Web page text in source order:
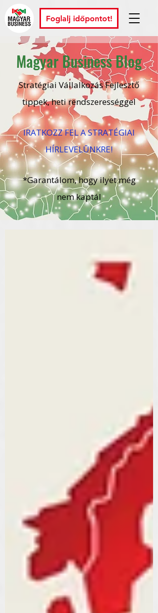
Foglalj időpontot!
Magyar Business Blog
Stratégiai Vállalkozás Fejlesztő
tippek, heti rendszerességgel
IRATKOZZ FEL A STRATÉGIAI
HÍRLEVELŪNKRE!
*Garantálom, hogy ilyet még
nem kaptál